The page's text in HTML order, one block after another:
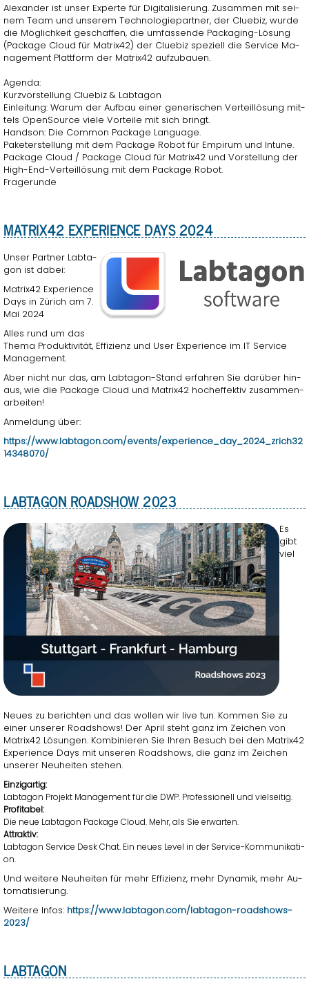
Alex­an­der ist unser Ex­per­te für Di­gi­ta­li­sie­rung. Zu­sam­men mit sei­
nem Team und un­se­rem Tech­no­lo­gie­part­ner, der Clue­biz, wurde
die Mög­lich­keit ge­schaf­fen, die um­fas­sen­de Pa­cka­ging-Lö­sung
(Pa­cka­ge Cloud für Ma­trix42) der Clue­biz spe­zi­ell die Ser­vice Ma­
nage­ment Platt­form der Ma­trix42 auf­zu­bau­en.
Agen­da:
Kurz­vor­stel­lung Clue­biz & Lab­ta­gon
Ein­lei­tung: Warum der Auf­bau einer ge­ne­ri­schen Ver­teil­lö­sung mit­
tels Open­Sour­ce viele Vor­tei­le mit sich bringt.
Hand­son: Die Com­mon Pa­cka­ge Lan­guage.
Pa­ke­ter­stel­lung mit dem Pa­cka­ge Robot für Em­pir­um und In­tu­ne.
Pa­cka­ge Cloud / Pa­cka­ge Cloud für Ma­trix42 und Vor­stel­lung der
High-End-Ver­teil­lö­sung mit dem Pa­cka­ge Robot.
Fra­ge­run­de
MA­TRIX42 EX­PE­RI­ENCE DAYS 2024
Unser Part­ner Lab­ta­
gon ist dabei:
Ma­trix42 Ex­pe­ri­ence
Days in Zü­rich am 7.
Mai 2024
Alles rund um das
Thema Pro­duk­ti­vi­tät, Ef­fi­zi­enz und User Ex­pe­ri­ence im IT Ser­vice
Ma­nage­ment.
Aber nicht nur das, am Lab­ta­gon-Stand er­fah­ren Sie dar­über hin­
aus, wie die Pa­cka­ge Cloud und Ma­trix42 hoch­ef­fek­tiv zu­sam­men­
ar­bei­ten!
An­mel­dung über:
https://​www.​labtagon.​com/​events/​experience_​day_​2024_​zri​ch32​
1434​8070/
LAB­TA­GON ROAD­SHOW 2023
Es
gibt
viel
Neues zu be­rich­ten und das wol­len wir live tun. Kom­men Sie zu
einer un­se­rer Road­shows! Der April steht ganz im Zei­chen von
Ma­trix42 Lö­sun­gen. Kom­bi­nie­ren Sie Ihren Be­such bei den Ma­trix42
Ex­pe­ri­ence Days mit un­se­ren Road­shows, die ganz im Zei­chen
un­se­rer Neu­hei­ten ste­hen.
Ein­zig­ar­tig:
Lab­ta­gon Pro­jekt Ma­nage­ment für die DWP. Pro­fes­sio­nell und viel­sei­tig.
Pro­fi­ta­bel:
Die neue Lab­ta­gon Pa­cka­ge Cloud. Mehr, als Sie er­war­ten.
At­trak­tiv:
Lab­ta­gon Ser­vice Desk Chat. Ein neues Level in der Ser­vice-Kom­mu­ni­ka­ti­
on.
Und wei­te­re Neu­hei­ten für mehr Ef­fi­zi­enz, mehr Dy­na­mik, mehr Au­
to­ma­ti­sie­rung.
Wei­te­re Infos: https://​www.​labtagon.​com/​labtagon-​roadshows-​
2023/
LAB­TA­GON